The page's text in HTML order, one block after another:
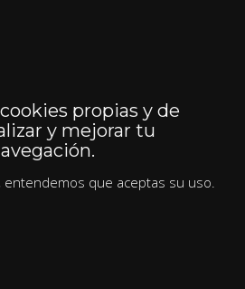
propias y de
y mejorar tu
entendemos que aceptas su uso.